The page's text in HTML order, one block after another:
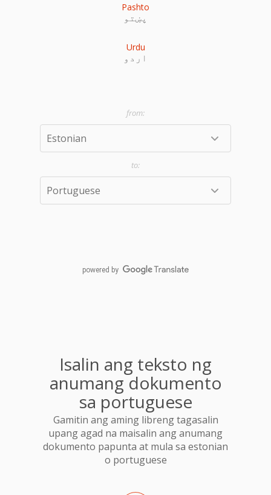
Pashto
پښتو
Urdu
اردو
powered by
Isalin ang teksto ng
anumang dokumento
sa portuguese
Gamitin ang aming libreng tagasalin
upang agad na maisalin ang anumang
dokumento papunta at mula sa estonian
o portuguese